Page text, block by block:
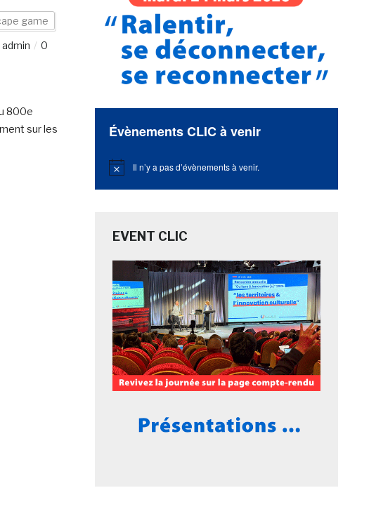
game
admin
0
800e
sur les
Évènements CLIC à venir
Notice Il n’y a pas d’évènements à venir.
EVENT CLIC